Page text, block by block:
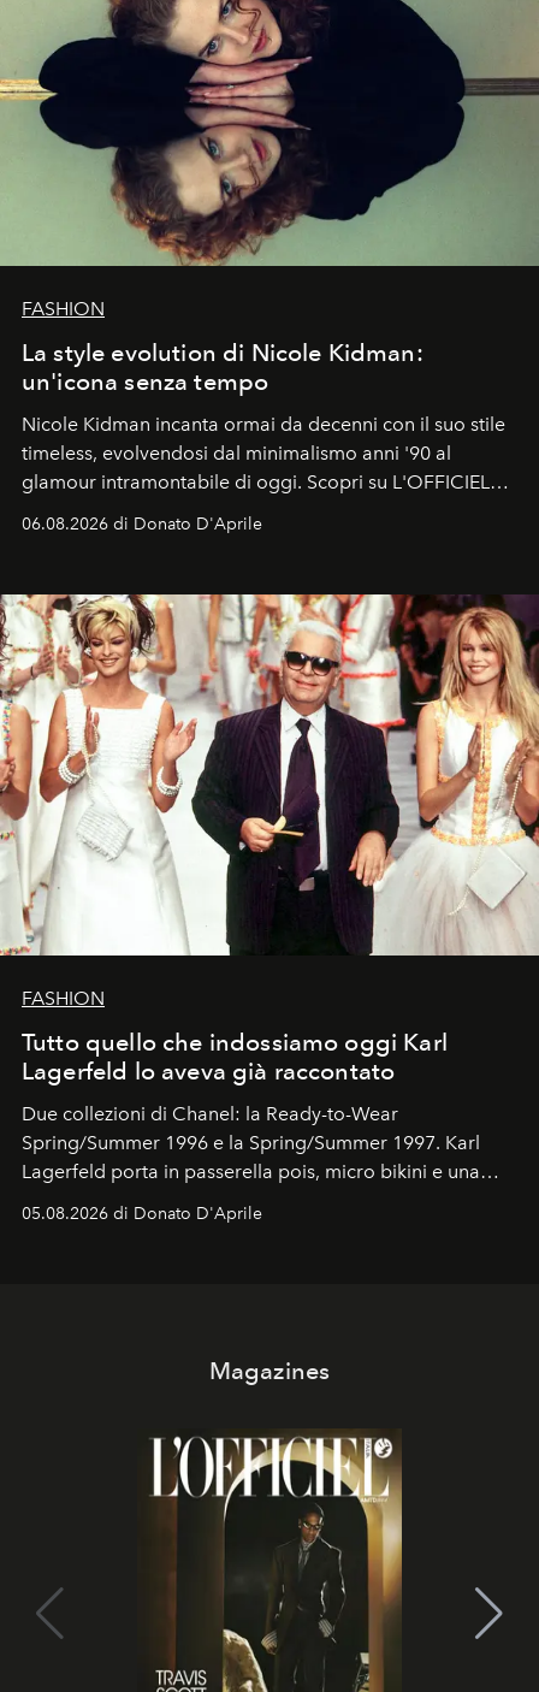
FASHION
La style evolution di Nicole Kidman:
un'icona senza tempo
Nicole Kidman incanta ormai da decenni con il suo stile
timeless, evolvendosi dal minimalismo anni '90 al
glamour intramontabile di oggi. Scopri su L'OFFICIEL
Italia la sua style evolution.
06.08.2026 di Donato D'Aprile
FASHION
Tutto quello che indossiamo oggi Karl
Lagerfeld lo aveva già raccontato
Due collezioni di Chanel: la Ready-to-Wear
Spring/Summer 1996 e la Spring/Summer 1997. Karl
Lagerfeld porta in passerella pois, micro bikini e una
logomania pensata per la spiaggia
Kate, Claudia e Carla una dietro l'altra. Trent'anni dopo,
05.08.2026 di Donato D'Aprile
Magazines